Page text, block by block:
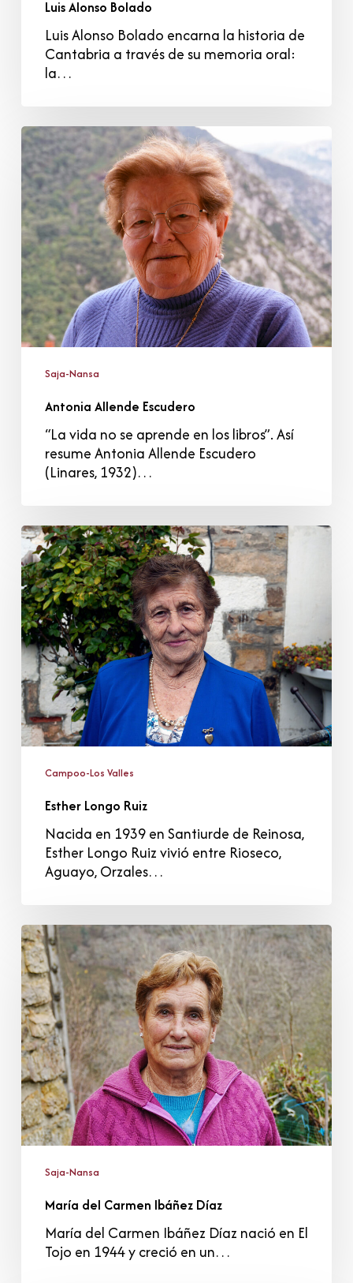
Luis Alonso Bolado
Luis Alonso Bolado encarna la historia de
Cantabria a través de su memoria oral:
la…
Antonia
Allende
Escudero
Saja-Nansa
Antonia Allende Escudero
“La vida no se aprende en los libros”. Así
resume Antonia Allende Escudero
(Linares, 1932)…
Esther
Longo
Ruiz
Campoo-Los Valles
Esther Longo Ruiz
Nacida en 1939 en Santiurde de Reinosa,
Esther Longo Ruiz vivió entre Rioseco,
Aguayo, Orzales…
María
del
Carmen
Ibáñez
Díaz
Saja-Nansa
María del Carmen Ibáñez Díaz
María del Carmen Ibáñez Díaz nació en El
Tojo en 1944 y creció en un…